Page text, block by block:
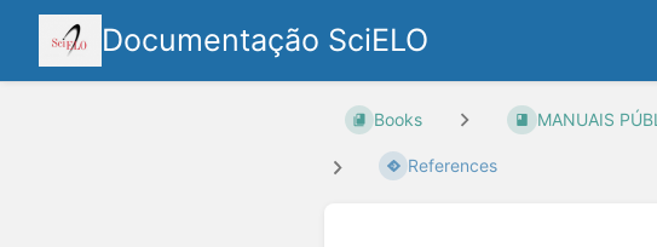
Documentação SciELO
Books MANUAIS
References